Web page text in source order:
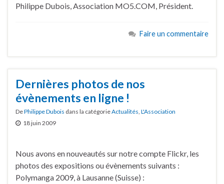
Philippe Dubois, Association MO5.COM, Président.
Faire un commentaire
Dernières photos de nos
évènements en ligne !
DePhilippe Dubois dans la catégorieActualités, L'Association
18 juin 2009
Nous avons en nouveautés sur notre compte Flickr, les
photos des expositions ou évènements suivants :
Polymanga 2009, à Lausanne (Suisse) :